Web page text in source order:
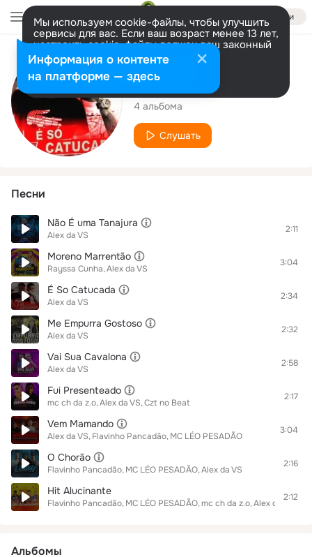
Войти
Мы используем cookie-файлы, чтобы улучшить
сервисы для вас. Если ваш возраст менее 13 лет,
настроить cookie-файлы должен ваш законный
представитель. Больше информации
Разрешить все Настроить
Исполнитель
Alex da VS
4 альбома
Слушать
Песни
Não É uma Tanajura
Alex da VS
2:11
Moreno Marrentão
Rayssa Cunha Alex da VS
3:04
É So Catucada
Alex da VS
2:34
Me Empurra Gostoso
Alex da VS
2:32
Vai Sua Cavalona
Alex da VS
2:58
Fui Presenteado
mc ch da z.o Alex da VS Czt no Beat
2:17
Vem Mamando
Alex da VS Flavinho Pancadão MC LÉO PESADÃO
3:04
O Chorão
Flavinho Pancadão MC LÉO PESADÃO Alex da VS
2:16
Hit Alucinante
Flavinho Pancadão MC LÉO PESADÃO mc ch da z.o Alex da VS
2:12
Альбомы
Информация о контенте
на платформе — здесь